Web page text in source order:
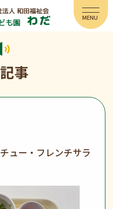
事
ュー・フレンチサラ